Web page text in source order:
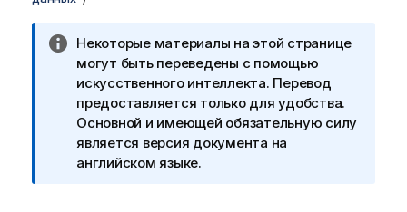
Некоторые материалы на этой странице
могут быть переведены с помощью
искусственного интеллекта. Перевод
предоставляется только для удобства.
Основной и имеющей обязательную силу
является версия документа на
английском языке.